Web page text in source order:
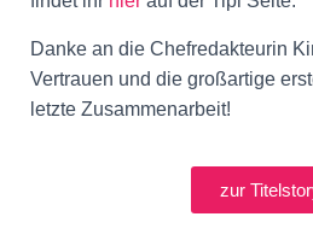
Danke an die Chefredakteurin
Vertrauen und die großartige
letzte Zusammenarbeit!
zur